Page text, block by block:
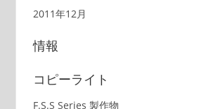
2011年12月
情報
コピーライト
F.S.S Series 製作物